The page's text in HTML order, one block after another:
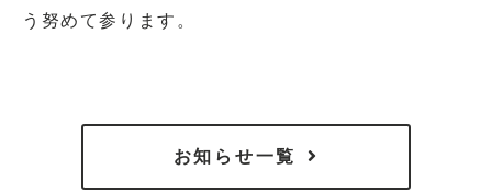
う努めて参ります。
お知らせ一覧